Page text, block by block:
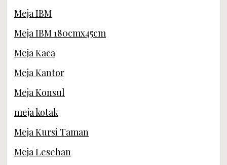
Meja IBM
Meja IBM 180cmx45cm
Meja Kaca
Meja Kantor
Meja Konsul
meja kotak
Meja Kursi Taman
Meja Lesehan